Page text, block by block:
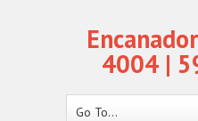
4004 |
Go To...